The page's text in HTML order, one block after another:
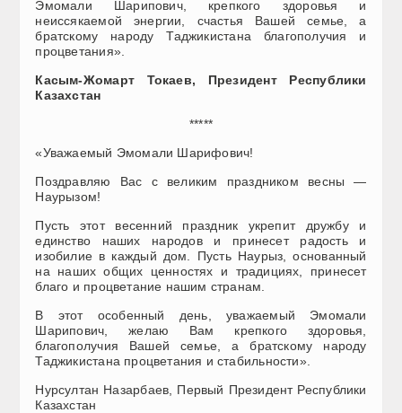
Эмомали Шарипович, крепкого здоровья и
неиссякаемой энергии, счастья Вашей семье, а
братскому народу Таджикистана благополучия и
процветания».
Касым-Жомарт Токаев, Президент Республики
Казахстан
*****
«Уважаемый Эмомали Шарифович!
Поздравляю Вас с великим праздником весны —
Наурызом!
Пусть этот весенний праздник укрепит дружбу и
единство наших народов и принесет радость и
изобилие в каждый дом. Пусть Наурыз, основанный
на наших общих ценностях и традициях, принесет
благо и процветание нашим странам.
В этот особенный день, уважаемый Эмомали
Шарипович, желаю Вам крепкого здоровья,
благополучия Вашей семье, а братскому народу
Таджикистана процветания и стабильности».
Нурсултан Назарбаев, Первый Президент Республики
Казахстан